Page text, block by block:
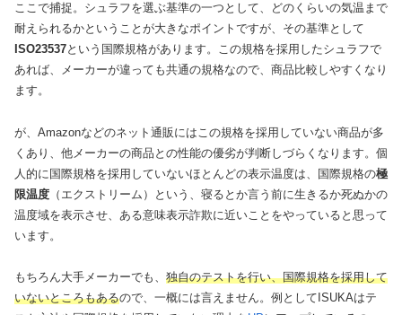
ここで捕捉。シュラフを選ぶ基準の一つとして、どのくらいの気温まで
耐えられるかということが大きなポイントですが、その基準として
ISO23537という国際規格があります。この規格を採用したシュラフで
あれば、メーカーが違っても共通の規格なので、商品比較しやすくなり
ます。
が、Amazonなどのネット通販にはこの規格を採用していない商品が多
くあり、他メーカーの商品との性能の優劣が判断しづらくなります。個
人的に国際規格を採用していないほとんどの表示温度は、国際規格の極
限温度 （エクストリーム）という、寝るとか言う前に生きるか死ぬかの
温度域を表示させ、ある意味表示詐欺に近いことをやっていると思って
います。
もちろん大手メーカーでも、 独自のテストを行い、国際規格を採用して
いないところもあるので、一概には言えません。例としてISUKAはテ